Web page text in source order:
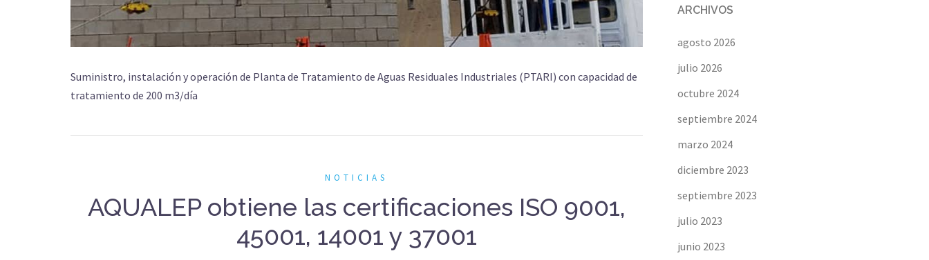
Suministro, instalación y operación de Planta de Tratamiento de Aguas Residuales Industriales (PTARI) con capacidad de
tratamiento de 200 m3/día
NOTICIAS
AQUALEP obtiene las certificaciones ISO 9001,
45001, 14001 y 37001
ARCHIVOS
agosto 2026
julio 2026
octubre 2024
septiembre 2024
marzo 2024
diciembre 2023
septiembre 2023
julio 2023
junio 2023